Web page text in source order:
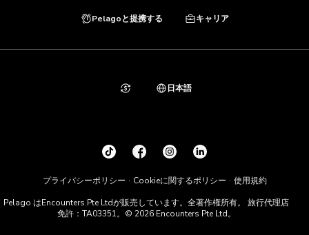
Pelagoと提携する キャリア
Pelago はEncounters Pte Ltdが販売しています。全著作権所有。 旅行代理店
免許：TA03351。© 2026 Encounters Pte Ltd。
プライバシーポリシー Cookieに関するポリシー 使用規約
日本語